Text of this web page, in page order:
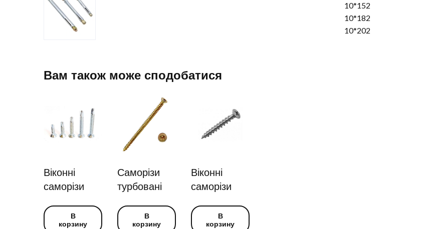
10*152
10*182
10*202
Вам також може сподобатися
Віконні
саморізи
В
корзину
Саморізи
турбовані
В
корзину
Віконні
саморізи
В
корзину